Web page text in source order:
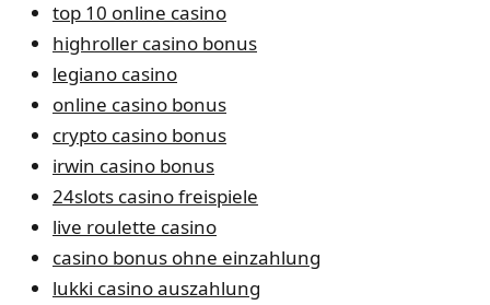
top 10 online casino
highroller casino bonus
legiano casino
online casino bonus
crypto casino bonus
irwin casino bonus
24slots casino freispiele
live roulette casino
casino bonus ohne einzahlung
lukki casino auszahlung